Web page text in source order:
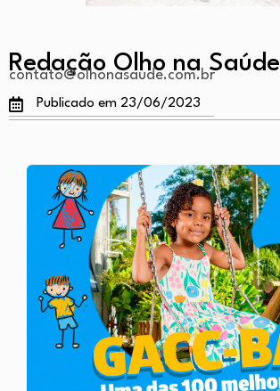
Redação Olho na Saúde
contato@olhonasaude.com.br
Publicado em 23/06/2023